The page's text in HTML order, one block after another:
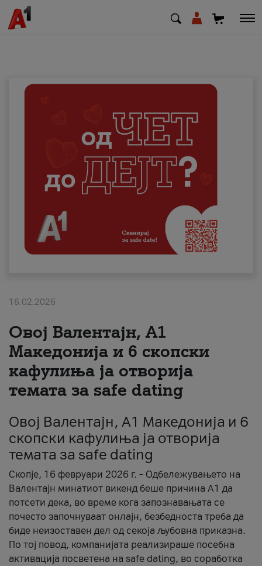
Деловни
Поддршка
Надополни кредит
Плати сметка
#ПодобарОнлајн
16.02.2026
Овој Валентајн, A1
Македонија и 6 скопски
кафулиња ја отворија
темата за safe dating
Овој Валентајн, A1 Македонија и 6
скопски кафулиња ја отворија
темата за safe dating
Скопје, 16 февруари 2026 г. – Одбележувањето на
Валентајн минатиот викенд беше причина А1 да
потсети дека, во време кога запознавањата се
почесто започнуваат онлајн, безбедноста треба да
биде неизоставен дел од секоја љубовна приказна.
По тој повод, компанијата реализираше посебна
активација посветена на safe dating, во соработка